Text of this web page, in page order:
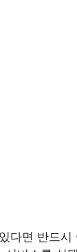
다면 반드시